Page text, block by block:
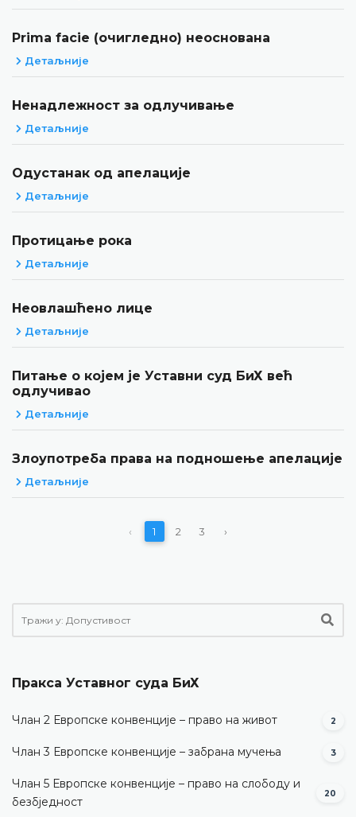
Prima facie (очигледно) неоснована
Детаљније
Ненадлежност за одлучивање
Детаљније
Одустанак од апелације
Детаљније
Протицање рока
Детаљније
Неовлашћено лице
Детаљније
Питање о којем је Уставни суд БиХ већ
одлучивао
Детаљније
Злоупотреба права на подношење апелације
Детаљније
‹ 1 2 3 ›
Пракса Уставног суда БиХ
Члан 2 Европске конвенције – право на живот 2
Члан 3 Европске конвенције – забрана мучења 3
Члан 5 Европске конвенције – право на слободу и
безбједност
20